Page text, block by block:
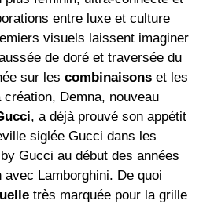
entre luxe et culture
visuels laissent imaginer
de doré et traversée du
sur les combinaisons et les
Demna, nouveau
, a déjà prouvé son appétit
siglée Gucci dans les
Gucci au début des années
Lamborghini. De quoi
très marquée pour la grille